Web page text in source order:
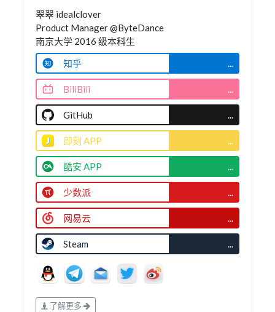
翠翠 idealclover
Product Manager @ByteDance
南京大学 2016 级本科生
知乎
...
BiliBili ...
GitHub ...
即刻 APP ...
酷安 APP ...
少数派 ...
网易云 ...
Steam ...
了解更多